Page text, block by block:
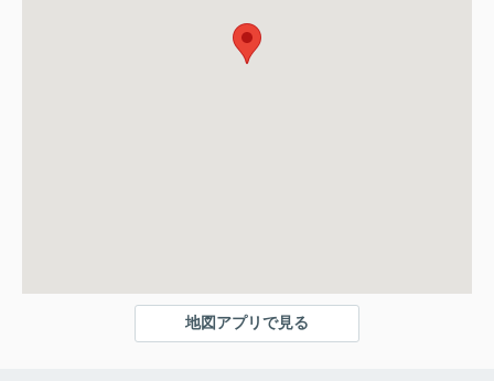
地図アプリで見る